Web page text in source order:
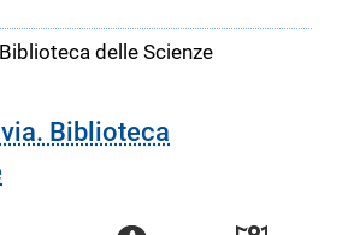
delle Scienze
Biblioteca